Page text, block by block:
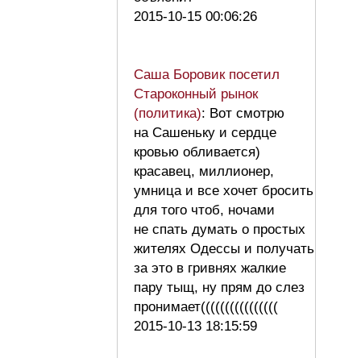
2015-10-15 00:06:26
Саша Боровик посетил
Староконный рынок
(политика): Вот смотрю
на Сашеньку и сердце
кровью обливается)
красавец, миллионер,
умница и все хочет бросить
для того чтоб, ночами
не спать думать о простых
жителях Одессы и получать
за это в гривнях жалкие
пару тыщ, ну прям до слез
пронимает((((((((((((((((
2015-10-13 18:15:59